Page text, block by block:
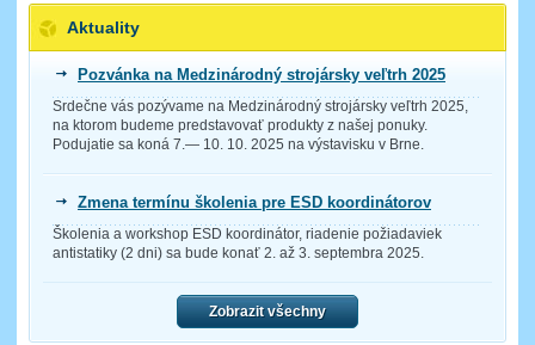
Aktuality
Pozvánka na Medzinárodný strojársky veľtrh 2025
Srdečne vás pozývame na Medzinárodný strojársky veľtrh 2025,
na ktorom budeme predstavovať produkty z našej ponuky.
Podujatie sa koná 7.— 10. 10. 2025 na výstavisku v Brne.
Zmena termínu školenia pre ESD koordinátorov
Školenia a workshop ESD koordinátor, riadenie požiadaviek
antistatiky (2 dni) sa bude konať 2. až 3. septembra 2025.
Zobrazit všechny